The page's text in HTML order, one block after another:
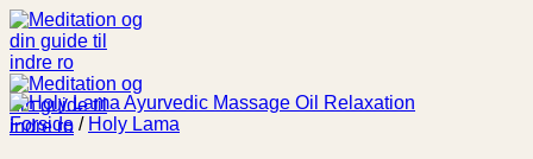
Fortsæt
til
indhold
Forside / Holy Lama